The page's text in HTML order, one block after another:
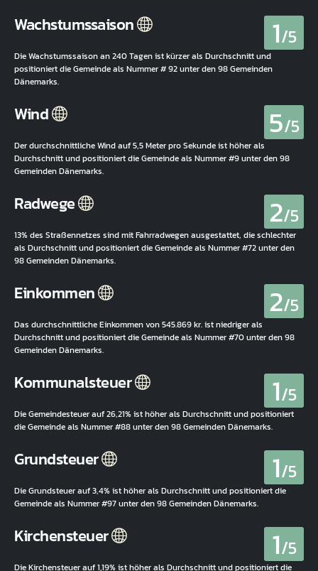
Wachstumssaison 1/5
Die Wachstumssaison an 240 Tagen ist kürzer als Durchschnitt und
positioniert die Gemeinde als Nummer # 92 unter den 98 Gemeinden
Dänemarks.
Wind 5/5
Der durchschnittliche Wind auf 5,5 Meter pro Sekunde ist höher als
Durchschnitt und positioniert die Gemeinde als Nummer #9 unter den 98
Gemeinden Dänemarks.
Radwege 2/5
13% des Straßennetzes sind mit Fahrradwegen ausgestattet, die schlechter
als Durchschnitt und positioniert die Gemeinde als Nummer #72 unter den
98 Gemeinden Dänemarks.
Einkommen 2/5
Das durchschnittliche Einkommen von 545.869 kr. ist niedriger als
Durchschnitt und positioniert die Gemeinde als Nummer #70 unter den 98
Gemeinden Dänemarks.
Kommunalsteuer 1/5
Die Gemeindesteuer auf 26,21% ist höher als Durchschnitt und positioniert
die Gemeinde als Nummer #88 unter den 98 Gemeinden Dänemarks.
Grundsteuer 1/5
Die Grundsteuer auf 3,4% ist höher als Durchschnitt und positioniert die
Gemeinde als Nummer #97 unter den 98 Gemeinden Dänemarks.
Kirchensteuer 1/5
Die Kirchensteuer auf 1,19% ist höher als Durchschnitt und positioniert die